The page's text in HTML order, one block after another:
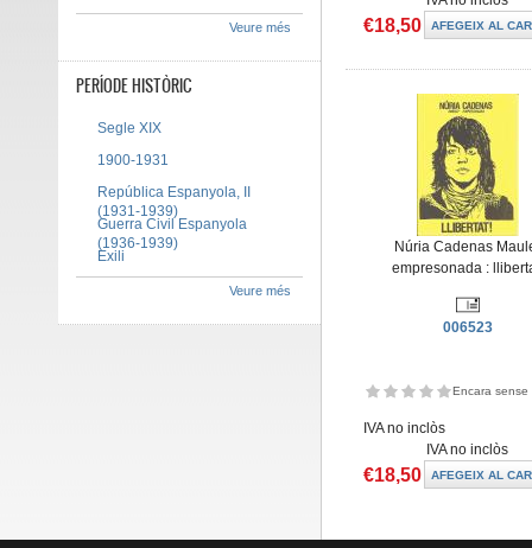
€18,50
Núria Cadenas
empresonada :
006523
Encara sense
IVA no inclòs
IVA no inclòs
€18,50
Veure més
PERÍODE HISTÒRIC
Segle XIX
1900-1931
República Espanyola, II
(1931-1939)
Guerra Civil Espanyola
(1936-1939)
Exili
Veure més